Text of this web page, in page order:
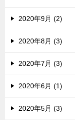
2020年9月 (2)
2020年8月 (3)
2020年7月 (3)
2020年6月 (1)
2020年5月 (3)